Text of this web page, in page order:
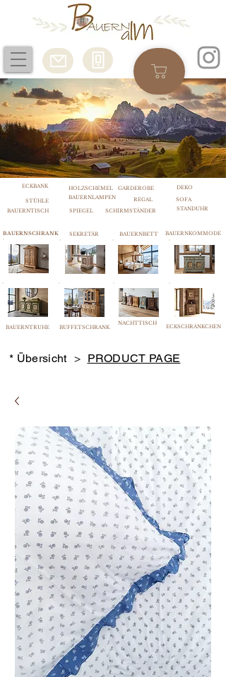
BAUERNTISCH SPIEGEL SCHIRMSTÄNDER
BAUERNSCHRANK SEKRETÄR
BAUERNTRUHE BUFFETSCHRANK
BAUERNBETT
NACHTTISCH
STANDUHR
BAUERNKOMMODE
ECKSCHRÄNKCHEN
* Übersicht > PRODUCT PAGE
BAUERNLAMPEN REGAL SOFA
ECKBANK
STÜHLE
HOLZSCHEMEL GARDEROBE DEKO